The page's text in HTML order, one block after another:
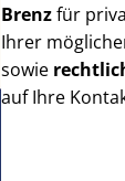
Brenzfür
Ihrer
sowie
auf Ihre